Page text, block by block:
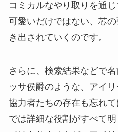
コミカルなやり取りを通
可愛いだけではない、芯
き出されていくのです。
さらに、検索結果などで
ッサ侯爵のような、アイ
協力者たちの存在も忘れ
では詳細な役割がすべて